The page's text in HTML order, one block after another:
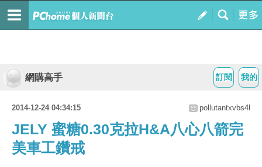
我的
訂閱
網購高手
2014-12-24 04:34:15 pollutantxvbs4l
JELY 蜜糖0.30克拉H&A八心八箭完
美車工鑽戒